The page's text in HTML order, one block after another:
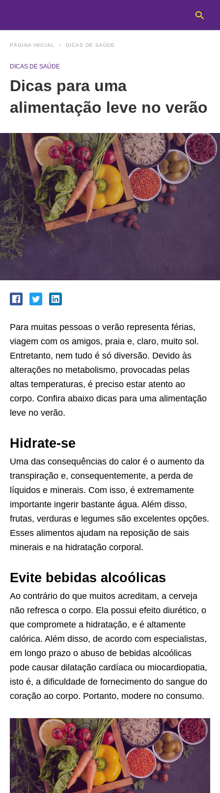
PÁGINA INICIAL DICAS DE SAÚDE
DICAS DE SAÚDE
Dicas para uma
alimentação leve no verão
Para muitas pessoas o verão representa férias,
viagem com os amigos, praia e, claro, muito sol.
Entretanto, nem tudo é só diversão. Devido às
alterações no metabolismo, provocadas pelas
altas temperaturas, é preciso estar atento ao
corpo. Confira abaixo dicas para uma alimentação
leve no verão.
Hidrate-se
Uma das consequências do calor é o aumento da
transpiração e, consequentemente, a perda de
líquidos e minerais. Com isso, é extremamente
importante ingerir bastante água. Além disso,
frutas, verduras e legumes são excelentes opções.
Esses alimentos ajudam na reposição de sais
minerais e na hidratação corporal.
Evite bebidas alcoólicas
Ao contrário do que muitos acreditam, a cerveja
não refresca o corpo. Ela possui efeito diurético, o
que compromete a hidratação, e é altamente
calórica. Além disso, de acordo com especialistas,
em longo prazo o abuso de bebidas alcoólicas
pode causar dilatação cardíaca ou miocardiopatia,
isto é, a dificuldade de fornecimento do sangue do
coração ao corpo. Portanto, modere no consumo.